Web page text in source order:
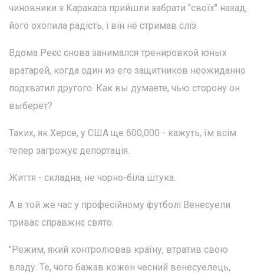
чиновники з Каракаса прийшли забрати "своїх" назад,
його охопила радість, і він не стримав сліз.
Вдома Реєс снова занимался тренировкой юных
вратарей, когда один из его защитников неожиданно
подхватил другого. Как вы думаете, чью сторону он
выберет?
Таких, як Херсе, у США ще 600,000 - кажуть, їм всім
тепер загрожує депортація.
Життя - складна, не чорно-біла штука.
А в той же час у професійному футболі Венесуели
триває справжнє свято.
"Режим, який контролював країну, втратив свою
владу. Те, чого бажав кожен чесний венесуелець,